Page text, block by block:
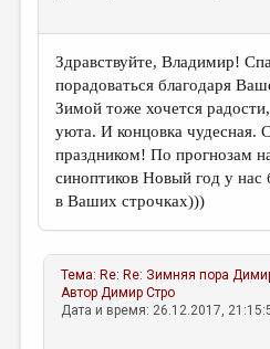
Здравствуйте, Владимир!
порадоваться благодаря
Зимой тоже хочется
уюта. И концовка чудесная.
праздником! По прогнозам
синоптиков Новый год у нас
в Ваших строчках)))
Тема: Re: Re: Зимняя пора
АвторДимир Стро
Дата и время: 26.12.2017,